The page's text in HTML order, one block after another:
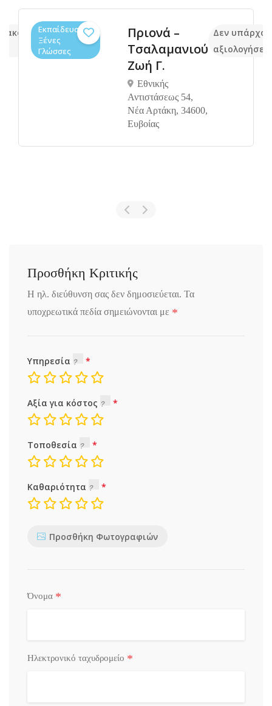
ακόμα Εκπαίδευση,
Ξένες
Γλώσσες
Πριονά –
Τσαλαμανιού
Ζωή Γ.
Εθνικής
Αντιστάσεως 54,
Νέα Αρτάκη, 34600,
Ευβοίας
Δεν
Προσθήκη Κριτικής
Η ηλ. διεύθυνση σας δεν δημοσιεύεται. Τα
υποχρεωτικά πεδία σημειώνονται με *
Υπηρεσία
Αξία για κόστος
Τοποθεσία
Καθαριότητα
Προσθήκη Φωτογραφιών
Όνομα *
Ηλεκτρονικό ταχυδρομείο *